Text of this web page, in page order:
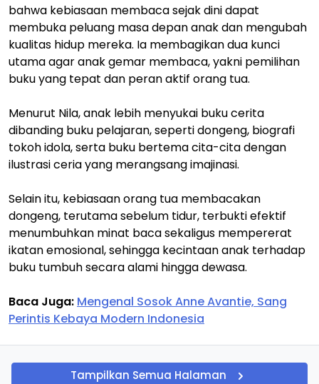
bahwa kebiasaan membaca sejak dini dapat
membuka peluang masa depan anak dan mengubah
kualitas hidup mereka. Ia membagikan dua kunci
utama agar anak gemar membaca, yakni pemilihan
buku yang tepat dan peran aktif orang tua.
Menurut Nila, anak lebih menyukai buku cerita
dibanding buku pelajaran, seperti dongeng, biografi
tokoh idola, serta buku bertema cita-cita dengan
ilustrasi ceria yang merangsang imajinasi.
Selain itu, kebiasaan orang tua membacakan
dongeng, terutama sebelum tidur, terbukti efektif
menumbuhkan minat baca sekaligus mempererat
ikatan emosional, sehingga kecintaan anak terhadap
buku tumbuh secara alami hingga dewasa.
Baca Juga: Mengenal Sosok Anne Avantie, Sang
Perintis Kebaya Modern Indonesia
Tampilkan Semua Halaman